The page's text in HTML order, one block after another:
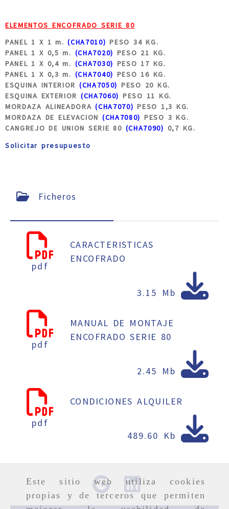
Este sitio web utiliza cookies
propias y de terceros que permiten
ELEMENTOS ENCOFRADO SERIE 80
PANEL 1 X 1 m.(CHA7010) PESO 34 KG.
PANEL 1 X 0,5 m. (CHA7020) PESO 21 KG.
PANEL 1 X 0,4 m. (CHA7030) PESO 17 KG.
PANEL 1 X 0,3 m. (CHA7040) PESO 16 KG.
ESQUINA INTERIOR(CHA7050) PESO 20 KG.
ESQUINA EXTERIOR(CHA7060) PESO 11 KG.
MORDAZA ALINEADORA(CHA7070) PESO 1,3 KG.
MORDAZA DE ELEVACION (CHA7080) PESO 3 KG.
CANGREJO DE UNION SERIE 80 (CHA7090) 0,7 KG.
Solicitar presupuesto
Ficheros
pdf
CARACTERISTICAS
ENCOFRADO
3.15 Mb
pdf
MANUAL DE MONTAJE
ENCOFRADO SERIE 80
2.45 Mb
pdf
CONDICIONES ALQUILER
489.60 Kb